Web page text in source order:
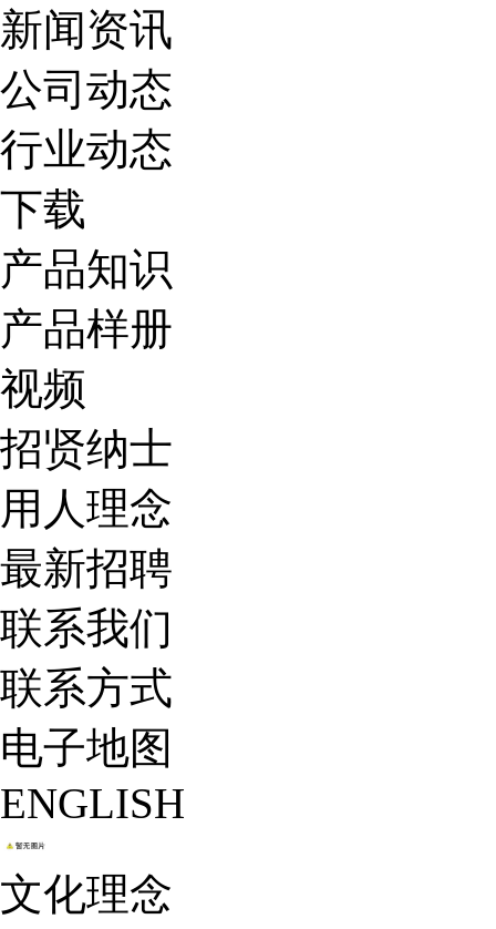
新闻资讯
公司动态
行业动态
下载
产品知识
产品样册
视频
招贤纳士
用人理念
最新招聘
联系我们
联系方式
电子地图
ENGLISH
文化理念